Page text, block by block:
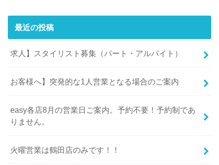
最近の投稿
求人】スタイリスト募集（パート・アルバイト）
お客様へ】突発的な1人営業となる場合のご案内
easy各店8月の営業日ご案内。予約不要！予約制であ
りません。
火曜営業は鶴田店のみです！！